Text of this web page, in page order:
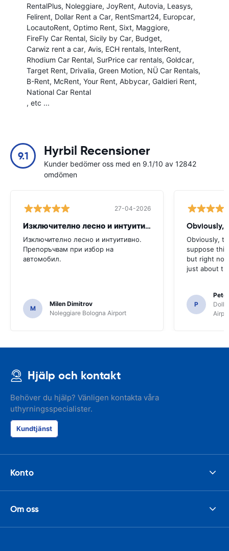
RentalPlus Noleggiare JoyRent Autovia Leasys
Felirent Dollar Rent a Car RentSmart24 Europcar
LocautoRent Optimo Rent Sixt Maggiore
FireFly Car Rental Sicily by Car Budget
Carwiz rent a car Avis ECH rentals InterRent
Rhodium Car Rental SurPrice car rentals Goldcar
Target Rent Drivalia Green Motion NÜ Car Rentals
B-Rent McRent Your Rent Abbycar Galdieri Rent
National Car Rental
, etc ...
9.1 Hyrbil Recensioner
Kunder bedömer oss med en 9.1/10 av 12842
omdömen
27-04-2026
Изключително лесно и интуитивно. Препоръчвам
Изключително лесно и интуитивно.
Препоръчвам при избор на
автомобил.
M
Milen Dimitrov
Noleggiare Bologna Airport
Obviously,
Obviously,
suppose
but right
just about
P
Hjälp och kontakt
Behöver du hjälp? Vänligen kontakta våra
uthyrningsspecialister.
Kundtjänst
Konto
Om oss